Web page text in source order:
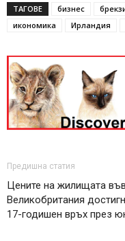
ТАГОВЕ бизнес
икономика
Ирландия
Предишна статия
Цените на жилищата във
Великобритания
17-годишен връх през